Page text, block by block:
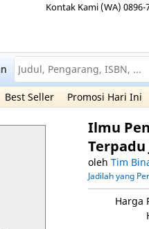
Kontak Kami (WA) 0896-
Best Seller Promosi Hari Ini
Ilmu
Terpadu
oleh Tim
Jadilah yang
Harga